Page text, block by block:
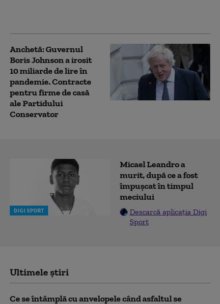
Anchetă: Guvernul
Boris Johnson a irosit
10 miliarde de lire în
pandemie. Contracte
pentru firme de casă
ale Partidului
Conservator
DIGI SPORT
Micael Leandro a
murit, după ce a fost
împușcat în timpul
meciului
Descarcă aplicația Digi
Sport
Ultimele știri
Ce se întâmplă cu anvelopele când asfaltul se